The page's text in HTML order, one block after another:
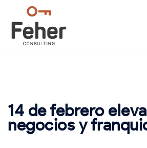
contenido
14 de febrero
negocios y